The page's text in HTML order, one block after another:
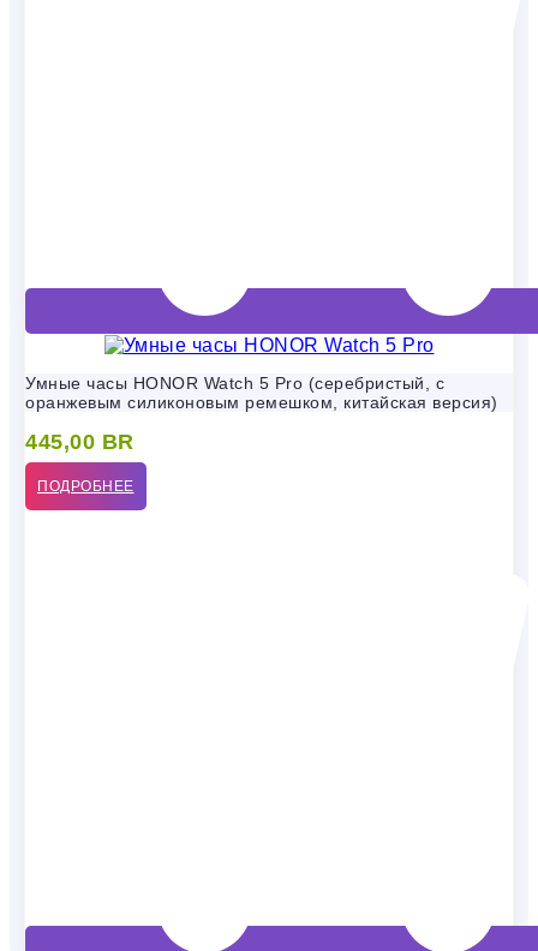
Умные часы HONOR Watch 5 Pro (серебристый, с
оранжевым силиконовым ремешком, китайская версия)
445,00 BR
ПОДРОБНЕЕ